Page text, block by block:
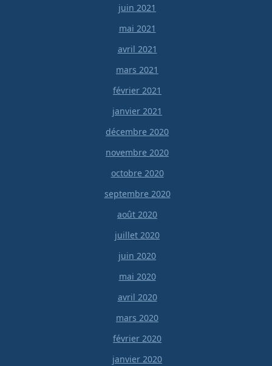
juin 2021
mai 2021
avril 2021
mars 2021
février 2021
janvier 2021
décembre 2020
novembre 2020
octobre 2020
septembre 2020
août 2020
juillet 2020
juin 2020
mai 2020
avril 2020
mars 2020
février 2020
janvier 2020